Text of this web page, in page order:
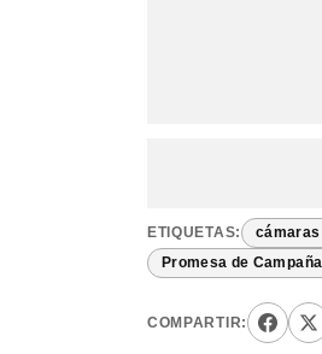
ETIQUETAS:
Promesa de Campaña
COMPARTIR: